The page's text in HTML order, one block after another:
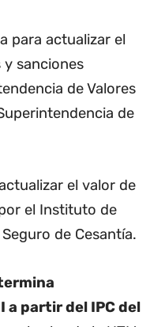
para actualizar el
sanciones
de Valores
de
el valor de
el Instituto de
de Cesantía.
a partir del IPC del